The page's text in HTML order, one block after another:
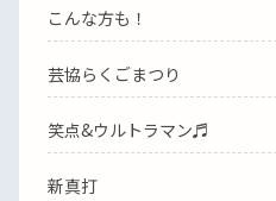
こんな方も！
芸協らくごまつり
笑点&ウルトラマン♬
新真打